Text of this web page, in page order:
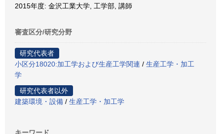
2015年度: 金沢工業大学, 工学部, 講師
審査区分/研究分野
研究代表者
小区分18020:加工学および生産工学関連 / 生産工学・加工
学
研究代表者以外
建築環境・設備 / 生産工学・加工学
キーワード